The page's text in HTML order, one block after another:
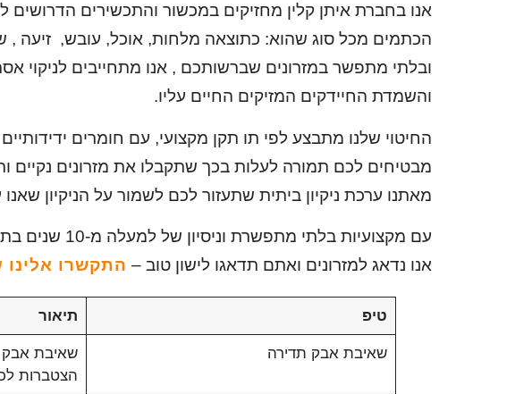
הכתמים מכל סוג שהוא: כתוצאה מלחות, אוכל, עובש, זיעה ,
ובלתי מתפשר במזרונים שברשותכם , אנו מתחייבים לניקוי
והשמדת החיידקים המזיקים החיים עליו.
החיטוי שלנו מתבצע לפי תו תקן מקצועי, עם חומרים
מבטיחים לכם תמורה לעלות בכך שתקבלו את מזרונים נקיים
מאתנו ערכת ניקיון ביתית שתעזור לכם לשמור על הניקיון שאנו
עם מקצועיות בלתי מתפשרת וניסיון של למעלה מ-10 שנים בתחום, תהיו בטוחים שהמזרונים שלכם בידיים הכי טובות שאפשר
אנו נדאג למזרונים ואתם תדאגו לישון טוב – התקשרו אלינו
טיפ תיאור
שאיבת אבק תדירה
שאיבת אבק
הצטברות